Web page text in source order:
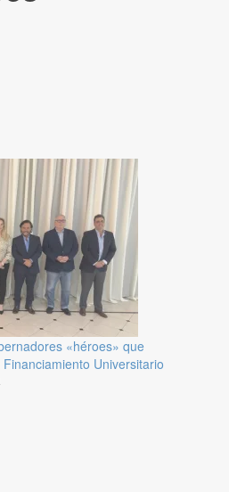
«héroes» que
Universitario